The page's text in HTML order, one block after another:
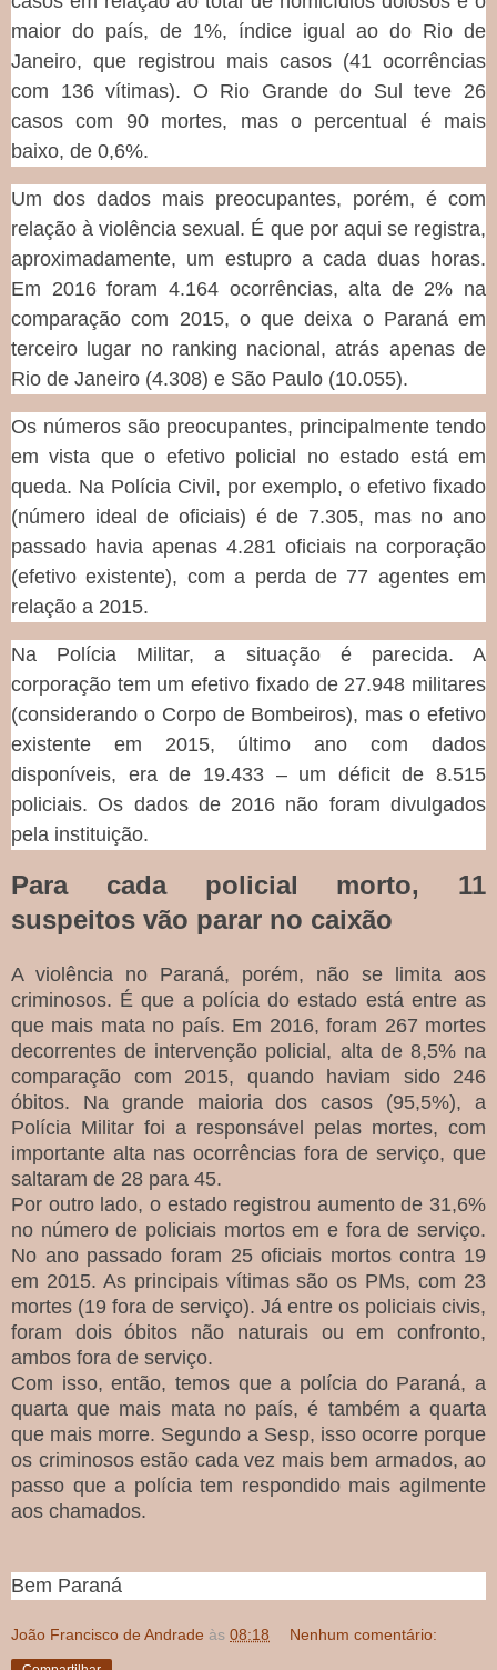
maior do país, de 1%, índice igual ao do Rio de
Janeiro, que registrou mais casos (41 ocorrências
com 136 vítimas). O Rio Grande do Sul teve 26
casos com 90 mortes, mas o percentual é mais
baixo, de 0,6%.
Um dos dados mais preocupantes, porém, é com
relação à violência sexual. É que por aqui se registra,
aproximadamente, um estupro a cada duas horas.
Em 2016 foram 4.164 ocorrências, alta de 2% na
comparação com 2015, o que deixa o Paraná em
terceiro lugar no ranking nacional, atrás apenas de
Rio de Janeiro (4.308) e São Paulo (10.055).
Os números são preocupantes, principalmente tendo
em vista que o efetivo policial no estado está em
queda. Na Polícia Civil, por exemplo, o efetivo fixado
(número ideal de oficiais) é de 7.305, mas no ano
passado havia apenas 4.281 oficiais na corporação
(efetivo existente), com a perda de 77 agentes em
relação a 2015.
Na Polícia Militar, a situação é parecida. A
corporação tem um efetivo fixado de 27.948 militares
(considerando o Corpo de Bombeiros), mas o efetivo
existente em 2015, último ano com dados
disponíveis, era de 19.433 – um déficit de 8.515
policiais. Os dados de 2016 não foram divulgados
pela instituição.
Para cada policial morto, 11
suspeitos vão parar no caixão
A violência no Paraná, porém, não se limita aos
criminosos. É que a polícia do estado está entre as
que mais mata no país. Em 2016, foram 267 mortes
decorrentes de intervenção policial, alta de 8,5% na
comparação com 2015, quando haviam sido 246
óbitos. Na grande maioria dos casos (95,5%), a
Polícia Militar foi a responsável pelas mortes, com
importante alta nas ocorrências fora de serviço, que
saltaram de 28 para 45.
Por outro lado, o estado registrou aumento de 31,6%
no número de policiais mortos em e fora de serviço.
No ano passado foram 25 oficiais mortos contra 19
em 2015. As principais vítimas são os PMs, com 23
mortes (19 fora de serviço). Já entre os policiais civis,
foram dois óbitos não naturais ou em confronto,
ambos fora de serviço.
Com isso, então, temos que a polícia do Paraná, a
quarta que mais mata no país, é também a quarta
que mais morre. Segundo a Sesp, isso ocorre porque
os criminosos estão cada vez mais bem armados, ao
passo que a polícia tem respondido mais agilmente
aos chamados.
Bem Paraná
João Francisco de Andrade às 08:18 Nenhum comentário: